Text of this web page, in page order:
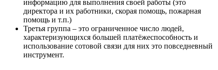
информацию для выполнения своей работы (это
директора и их работники, скорая помощь, пожарная
помощь и т.п.)
Третья группа – это ограниченное число людей,
характеризующихся большей платёжеспособность и
использование сотовой связи для них это повседневный
инструмент.